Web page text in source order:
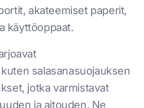
akateemiset paperit,
käyttöoppaat.
salasanasuojauksen
jotka varmistavat
ja aitouden. Ne